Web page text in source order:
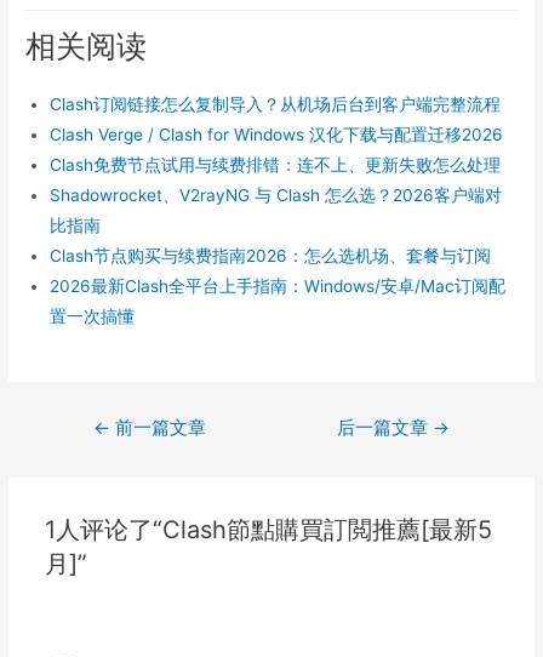
相关阅读
Clash订阅链接怎么复制导入？从机场后台到客户端完整流程
Clash Verge / Clash for Windows 汉化下载与配置迁移2026
Clash免费节点试用与续费排错：连不上、更新失败怎么处理
Shadowrocket、V2rayNG 与 Clash 怎么选？2026客户端对
比指南
Clash节点购买与续费指南2026：怎么选机场、套餐与订阅
2026最新Clash全平台上手指南：Windows/安卓/Mac订阅配
置一次搞懂
← 前一篇文章 后一篇文章 →
1人评论了“Clash節點購買訂閲推薦[最新5
月]”